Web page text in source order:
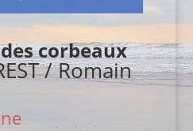
corbeaux
/ Romain